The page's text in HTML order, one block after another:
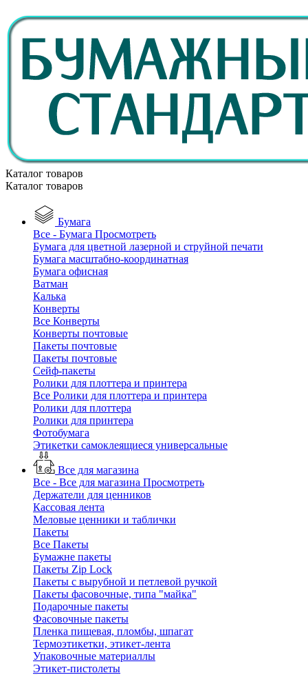
Каталог товаров
Каталог товаров
Бумага
Все - Бумага Просмотреть
Бумага для цветной лазерной и струйной печати
Бумага масштабно-координатная
Бумага офисная
Ватман
Калька
Конверты
Все Конверты
Конверты почтовые
Пакеты почтовые
Пакеты почтовые
Сейф-пакеты
Ролики для плоттера и принтера
Все Ролики для плоттера и принтера
Ролики для плоттера
Ролики для принтера
Фотобумага
Этикетки самоклеящиеся универсальные
Все для магазина
Все - Все для магазина Просмотреть
Держатели для ценников
Кассовая лента
Меловые ценники и таблички
Пакеты
Все Пакеты
Бумажне пакеты
Пакеты Zip Lock
Пакеты с вырубной и петлевой ручкой
Пакеты фасовочные, типа "майка"
Подарочные пакеты
Фасовочные пакеты
Пленка пищевая, пломбы, шпагат
Термоэтикетки, этикет-лента
Упаковочные материаллы
Этикет-пистолеты